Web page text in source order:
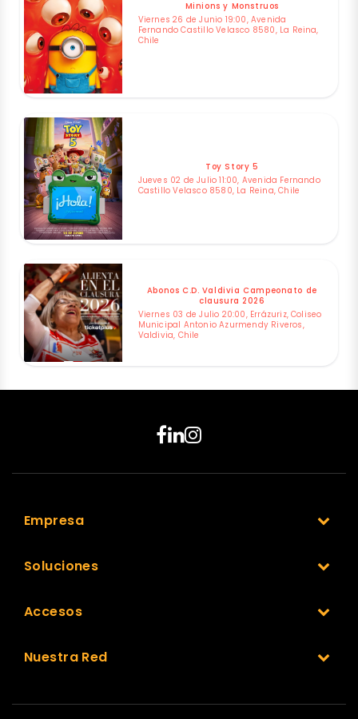
Minions y Monstruos
Viernes 26 de Junio 19:00, Avenida
Fernando Castillo Velasco 8580, La Reina,
Chile
Toy Story 5
Jueves 02 de Julio 11:00, Avenida Fernando
Castillo Velasco 8580, La Reina, Chile
Abonos C.D. Valdivia Campeonato de
clausura 2026
Viernes 03 de Julio 20:00, Errázuriz, Coliseo
Municipal Antonio Azurmendy Riveros,
Valdivia, Chile
Empresa
Soluciones
Accesos
Nuestra Red